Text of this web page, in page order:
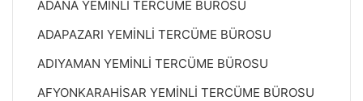
ADANA YEMİNLİ TERCÜME BÜROSU
ADAPAZARI YEMİNLİ TERCÜME BÜROSU
ADIYAMAN YEMİNLİ TERCÜME BÜROSU
AFYONKARAHİSAR YEMİNLİ TERCÜME BÜROSU